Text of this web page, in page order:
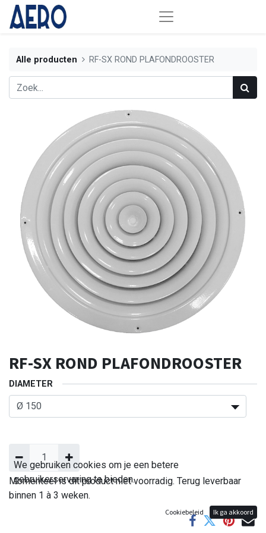
Alle producten RF-SX ROND PLAFONDROOSTER
RF-SX ROND PLAFONDROOSTER
DIAMETER
Momenteel is dit product niet voorradig. Terug leverbaar
binnen 1 à 3 weken.
We gebruiken cookies om je een betere
gebruikerservaring te bieden.
Cookiebeleid Ik ga akkoord